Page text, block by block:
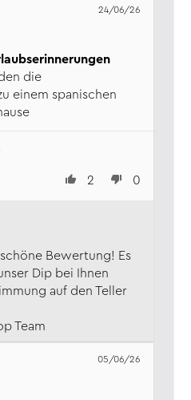
24/06/26
die
einem spanischen
2 0
Bewertung! Es
Dip bei Ihnen
auf den Teller
Team
05/06/26